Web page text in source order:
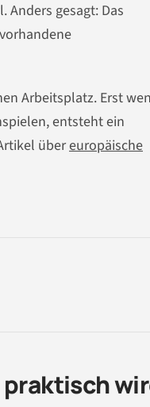
gesagt: Das
Arbeitsplatz. Erst
entsteht ein
übereuropäische